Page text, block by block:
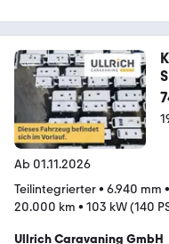
Ab 01.11.2026
Teilintegrierter• 6.940 mm •
20.000 km • 103 kW (140
Ullrich Caravaning GmbH